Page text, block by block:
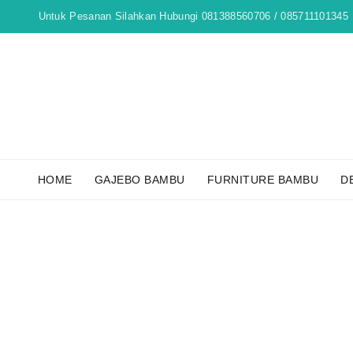
Untuk Pesanan Silahkan Hubungi 081388560706 / 085711101345
HOME GAJEBO BAMBU FURNITURE BAMBU